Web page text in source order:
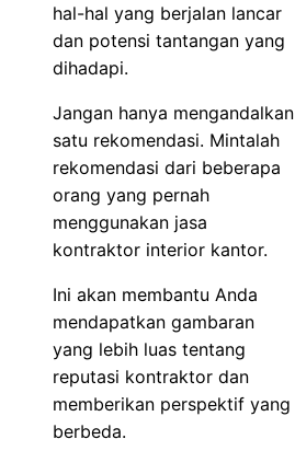
hal-hal yang berjalan lancar
dan potensi tantangan yang
dihadapi.
Jangan hanya mengandalkan
satu rekomendasi. Mintalah
rekomendasi dari beberapa
orang yang pernah
menggunakan jasa
kontraktor interior kantor.
Ini akan membantu Anda
mendapatkan gambaran
yang lebih luas tentang
reputasi kontraktor dan
memberikan perspektif yang
berbeda.